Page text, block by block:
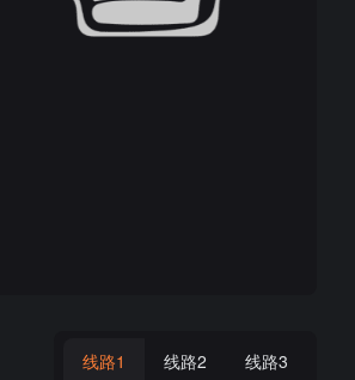
线路1 线路2 线路3